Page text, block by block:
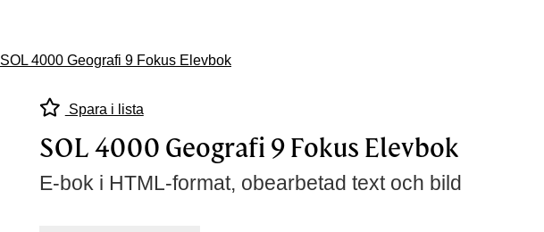
SOL 4000 Geografi 9 Fokus Elevbok
Spara i lista
SOL 4000 Geografi 9 Fokus Elevbok
E-bok i HTML-format, obearbetad text och bild